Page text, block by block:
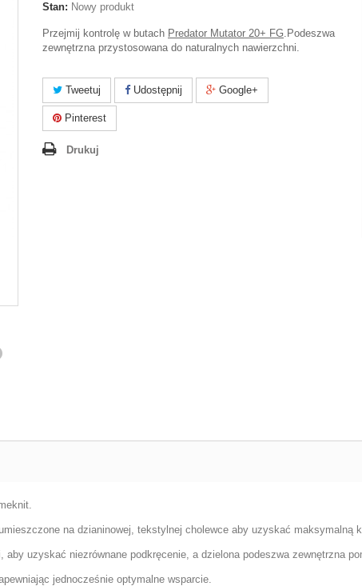
Stan: Nowy produkt
Przejmij kontrolę w butach Predator Mutator 20+ FG.Podeszwa
zewnętrzna przystosowana do naturalnych nawierzchni.
Tweetuj Udostępnij Google+
Pinterest
Drukuj
na dzianinowej, tekstylnej cholewce aby uzyskać maksymalną
aby uzyskać niezrównane podkręcenie, a dzielona podeszwa zewnętrzna
jednocześnie optymalne wsparcie.